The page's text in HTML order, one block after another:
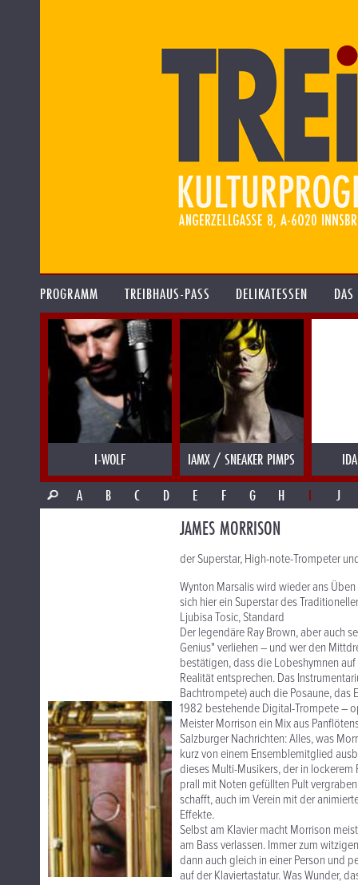
PROGRAMM TREIBHAUS-PASS DELIKATESSEN
I-WOLF IAMX / SNEAKER PIMPS
A
B C D E F G H I J
JAMES MORRISON
der Superstar, High-note-Trompeter
Wynton Marsalis wird wieder ans
sich hier ein Superstar des
Ljubisa Tosic, Standard
Der legendäre Ray Brown, aber auch
Genius" verliehen – und wer den
bestätigen, dass die Lobeshymnen
Realität entsprechen. Das
Bachtrompete) auch die Posaune,
1982 bestehende Digital-Trompete –
Meister Morrison ein Mix aus
Salzburger Nachrichten: Alles, was
kurz von einem Ensemblemitglied
dieses Multi-Musikers, der in
prall mit Noten gefüllten Pult
schafft, auch im Verein mit der
Effekte.
Selbst am Klavier macht Morrison
am Bass verlassen. Immer zum
dann auch gleich in einer Person und
auf der Klaviertastatur. Was Wunder,